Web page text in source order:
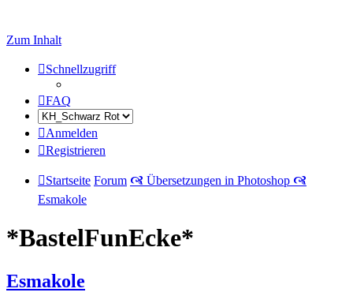
Zum Inhalt
Schnellzugriff
FAQ
Anmelden
Registrieren
Startseite Forum 🙧 Übersetzungen in Photoshop 🙧
Esmakole
*BastelFunEcke*
Esmakole